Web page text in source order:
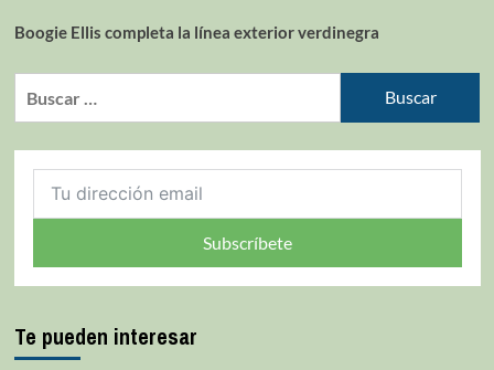
Boogie Ellis completa la línea exterior verdinegra
Subscríbete
Te pueden interesar